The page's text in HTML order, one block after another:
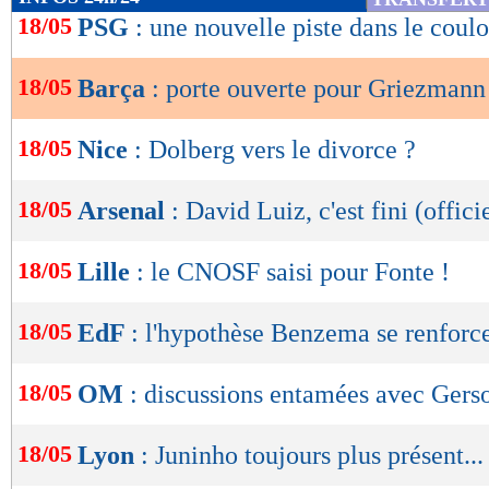
de
OK
18/05 PSG : une nouvelle piste dans le
18/05 Barça : porte ouverte pour Griezmann
18/05 Nice : Dolberg vers le divorce ?
18/05 Arsenal : David Luiz, c'est fini
18/05 Lille : le CNOSF saisi pour Fonte !
18/05 EdF : l'hypothèse Benzema se
18/05 OM : discussions entamées avec
18/05 Lyon : Juninho toujours plus présent...